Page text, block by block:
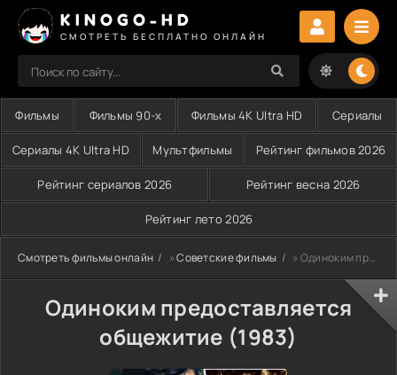
KINOGO-HD
СМОТРЕТЬ БЕСПЛАТНО ОНЛАЙН
Фильмы Фильмы 90-х Фильмы 4K Ultra HD Сериалы
Сериалы 4K Ultra HD Мультфильмы Рейтинг фильмов 2026
Рейтинг сериалов 2026 Рейтинг весна 2026
Рейтинг лето 2026
Смотреть фильмы онлайн »Советские фильмы » Одиноким предоставляется общежитие (1983)
Одиноким предоставляется
общежитие (1983)